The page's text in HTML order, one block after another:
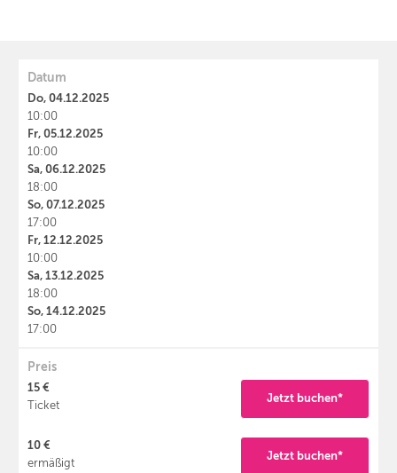
Datum
Do, 04.12.2025
10:00
Fr, 05.12.2025
10:00
Sa, 06.12.2025
18:00
So, 07.12.2025
17:00
Fr, 12.12.2025
10:00
Sa, 13.12.2025
18:00
So, 14.12.2025
17:00
Preis
15 €
Ticket
Jetzt buchen*
10 €
ermäßigt
Jetzt buchen*